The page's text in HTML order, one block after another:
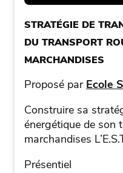
STRATÉGIE DE
DU TRANSPORT
MARCHANDISES
Proposé par Ecole
Construire sa
énergétique de son
marchandises
Présentiel